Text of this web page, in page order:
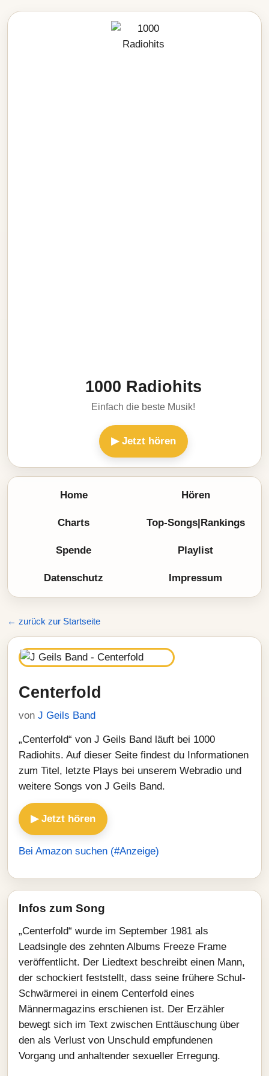
1000 Radiohits
Einfach die beste Musik!
▶ Jetzt hören
Home Hören
Charts Top-Songs|Rankings
Spende Playlist
Datenschutz Impressum
← zurück zur Startseite
Centerfold
von J Geils Band
„Centerfold“ von J Geils Band läuft bei 1000
Radiohits. Auf dieser Seite findest du Informationen
zum Titel, letzte Plays bei unserem Webradio und
weitere Songs von J Geils Band.
▶ Jetzt hören
Bei Amazon suchen (#Anzeige)
Infos zum Song
„Centerfold“ wurde im September 1981 als
Leadsingle des zehnten Albums Freeze Frame
veröffentlicht. Der Liedtext beschreibt einen Mann,
der schockiert feststellt, dass seine frühere Schul-
Schwärmerei in einem Centerfold eines
Männermagazins erschienen ist. Der Erzähler
bewegt sich im Text zwischen Enttäuschung über
den als Verlust von Unschuld empfundenen
Vorgang und anhaltender sexueller Erregung.